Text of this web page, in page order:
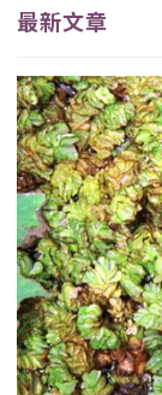
最新文章